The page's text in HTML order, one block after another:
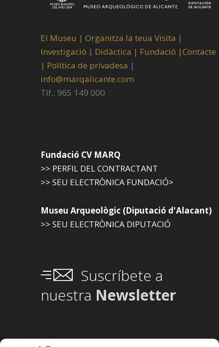
El Museu | Organitza la teua Visita |
Investigació | Didàctica | Fundació |Contacte
| Política de privadesa |
info@marqalicante.com
Tlf.: 965 149 000
Fundació CV MARQ
>> PERFIL DEL CONTRACTANT
>> SEU ELECTRÒNICA FUNDACIÓ>
Museu Arqueològic (Diputació d'Alacant)
>> SEU ELECTRÒNICA DIPUTACIÓ
Suscríbete a
nuestra Newsletter